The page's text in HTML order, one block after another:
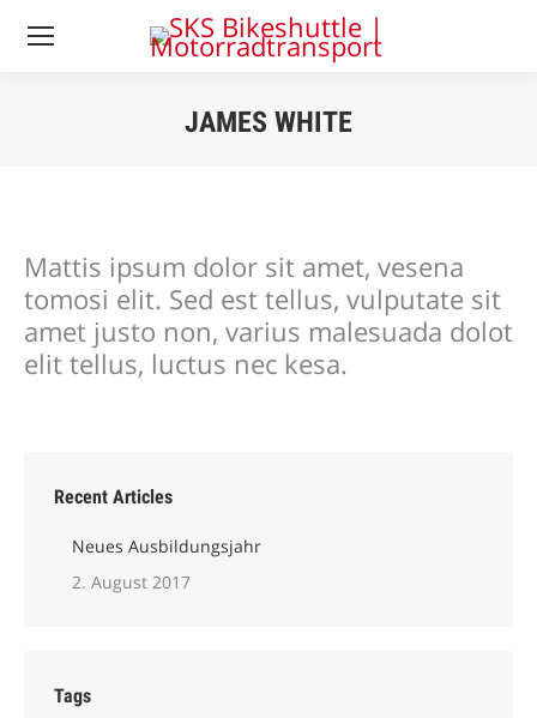
JAMES WHITE
Mattis ipsum dolor sit amet, vesena
tomosi elit. Sed est tellus, vulputate sit
amet justo non, varius malesuada dolot
elit tellus, luctus nec kesa.
Recent Articles
Neues Ausbildungsjahr
2. August 2017
Tags